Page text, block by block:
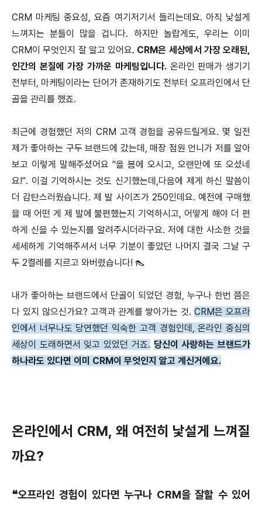
CRM 마케팅 중요성, 요즘 여기저기서 들리는데요. 아직 낯설게
느껴지는 분들이 많을 겁니다. 하지만 놀랍게도, 우리는 이미
CRM이 무엇인지 잘 알고 있어요. CRM은 세상에서 가장 오래된,
인간의 본질에 가장 가까운 마케팅입니다. 온라인 판매가 생기기
전부터, 마케팅이라는 단어가 존재하기도 전부터 오프라인에서 단
골을 관리를 했죠.
최근에 경험했던 저의 CRM 고객 경험을 공유드릴게요. 몇 일전
제가 좋아하는 구두 브랜드에 갔는데, 매장 점원 언니가 저를 알아
보고 이렇게 말해주셨어요 "올 봄에 오시고, 오랜만에 또 오셨네
요!". 이걸 기억하시는 것도 신기했는데,다음에 제게 하신 말씀이
더 감탄스러웠습니다. 제 발 사이즈가 250인데요. 예전에 구매했
을 때 어떤 게 제 발에 불편했는지 기억하시고, 어떻게 해야 더 편
하게 신을 수 있는지를 알려주시더라구요. 저에 대한 사소한 것을
세세하게 기억해주셔서 너무 기분이 좋았던 나머지 결국 그날 구
두 2켤레를 지르고 와버렸습니다! 👠
내가 좋아하는 브랜드에서 단골이 되었던 경험, 누구나 한번 쯤은
다 있지 않으신가요? 고객과 관계를 쌓아가는 것.CRM은 오프라
인에서 너무나도 당연했던 익숙한 고객 경험인데, 온라인 중심의
세상이 도래하면서 잊고 있었던 거죠. 당신이 사랑하는 브랜드가
하나라도 있다면 이미 CRM이 무엇인지 알고 계신거에요.
온라인에서 CRM, 왜 여전히 낯설게 느껴질
까요?
❝오프라인 경험이 있다면 누구나 CRM을 잘할 수 있어